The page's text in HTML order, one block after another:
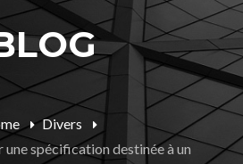
Divers
spécification destinée à un